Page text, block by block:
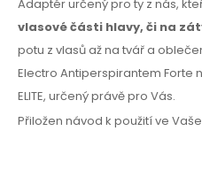
Adaptér určený pro ty z nás,
vlasovéčásti hlavy, či na
potu z vlasůaž na tvářa
Electro Antiperspirantem Forte
ELITE, určený právě pro Vás.
Přiložen návod k použití ve